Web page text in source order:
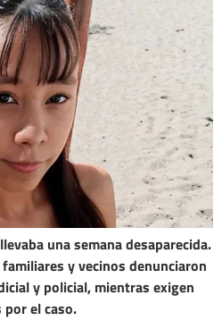
una semana desaparecida.
y vecinos denunciaron
y policial, mientras exigen
el caso.